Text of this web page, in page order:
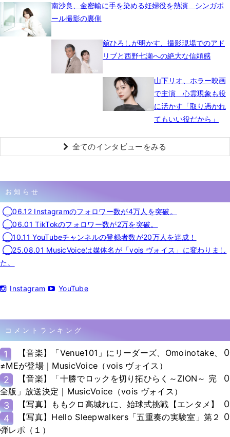
南沙良、金密輸に手を染める妊婦役を熱演 シンガポ
ール撮影の裏側
舘ひろしが明かす、撮影現場でのアド
リブと西野七瀬への絶大な信頼感
山下リオ、ホラー映画
で主演 心霊現象も役
に活かす「取り憑かれ
てもいい役だから」
全てのインタビューをみる
お知らせ
◯06.12 Instagramのフォロワー数が4万人を突破。
◯06.01 TikTokのフォロワー数が2万を突破。
◯10.11 YouTubeチャンネルの登録者数が20万人を達成！
◯25.08.01 MusicVoiceは媒体名が「vois ヴォイス」に変わりまし
た。
Instagram YouTube
コメントランキング
1
【音楽】「Venue101」にリーダーズ、Omoinotake、
≠MEが登場｜MusicVoice（vois ヴォイス）
0
2
【音楽】「十勝でロックを切り拓ひらく～ZION～ 完
全版」放送決定｜MusicVoice（vois ヴォイス）
0
3 【写真】ももクロ高城れに、始球式挑戦【エンタメ】
0
4
【写真】Hello Sleepwalkers「五重奏の実験室」第２
弾レポ（１）
0